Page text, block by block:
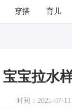
穿搭 育儿
宝宝拉水
时间：2025-07-